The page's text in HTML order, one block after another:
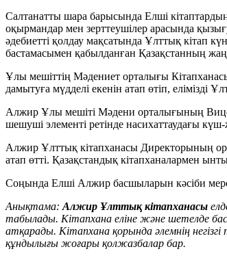
Салтанатты шара барысында Елші
оқырмандар мен зерттеушілер арасында
әдебиетті қолдау мақсатында Ұлттық кітап
бастамасымен қабылданған Қазақстанның
Ұлы мешіттің Мәдениет орталығы
дамытуға мүдделі екенін атап өтіп, елімізді
Алжир Ұлы мешіті Мәдени орталығының
шешуші элементі ретінде насихаттаудағы
Алжир Ұлттық кітапханасы Директорының
атап өтті. Қазақстандық кітапханалармен
Соңында Елші Алжир басшыларын кәсіби
Анықтама:Алжир Ұлттық кітапханасы
табылады. Кітапхана еліне және шетелде
атқарады. Кітапхана қорында әлемнің
құндылығы жоғары қолжазбалар бар.